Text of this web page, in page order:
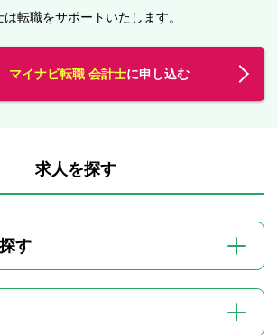
転職をサポートいたします。
マイナビ転職 会計士に申し込む
求人を探す
す